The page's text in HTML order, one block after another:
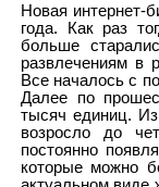
Новая интернет-
года. Как раз
больше
развлечениям в
Все началось с
Далее по
тысяч единиц.
возросло до
постоянно
которые можно